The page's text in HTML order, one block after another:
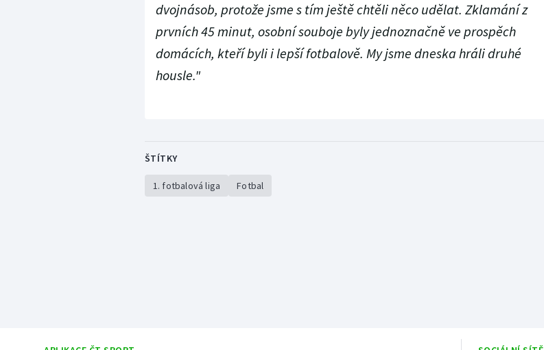
dvojnásob, protože jsme s tím ještě chtěli něco udělat. Zklamání z
prvních 45 minut, osobní souboje byly jednoznačně ve prospěch
domácích, kteří byli i lepší fotbalově. My jsme dneska hráli druhé
housle."
ŠTÍTKY
1. fotbalová liga Fotbal